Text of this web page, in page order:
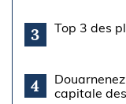
3 Top 3 des
4
capitale